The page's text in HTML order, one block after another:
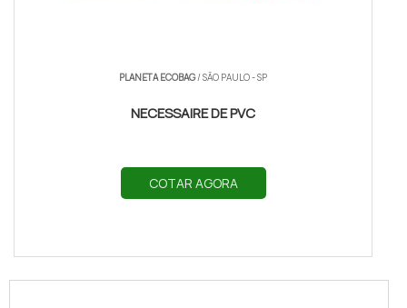
PLANETA ECOBAG/ SÃO PAULO - SP
NECESSAIRE DE PVC
COTAR AGORA